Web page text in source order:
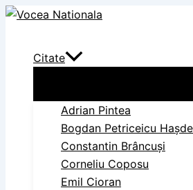
Skip
Citate
Adrian Pintea
Bogdan Petriceicu
Constantin Brâncuși
Corneliu Coposu
Emil Cioran